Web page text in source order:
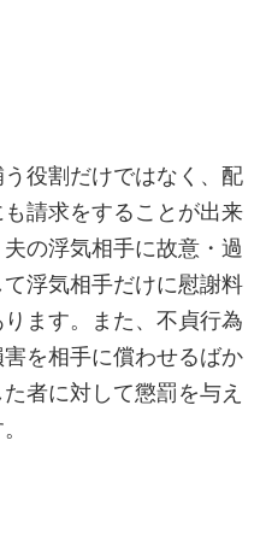
役割だけではなく、配
請求をすることが出来
の浮気相手に故意・過
浮気相手だけに慰謝料
ます。また、不貞行為
を相手に償わせるばか
者に対して懲罰を与え